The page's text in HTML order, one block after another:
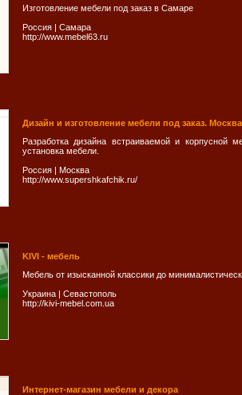
Изготовление мебели под заказ в Самаре
Россия | Самара
http://www.mebel63.ru
Дизайн и изготовление мебели под заказ.
Разработка дизайна встраиваемой и корпусной
установка мебели.
Россия | Москва
http://www.supershkafchik.ru/
KIVI - мебель
Мебель от изысканной классики до
Украина | Севастополь
http://kivi-mebel.com.ua
Интернет-магазин мебели и декора